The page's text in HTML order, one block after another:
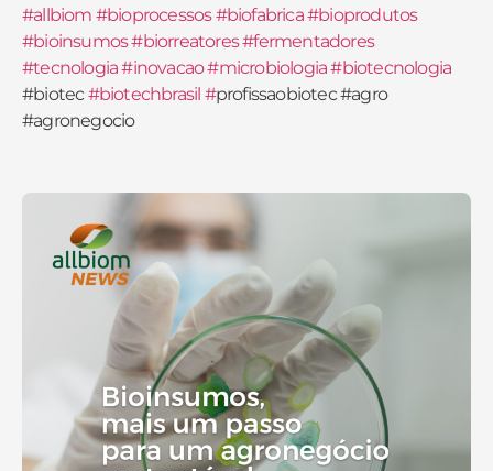
#allbiom #bioprocessos#biofabrica#bioprodutos
#bioinsumos#biorreatores#fermentadores
#tecnologia#inovacao#microbiologia#biotecnologia
#biotec#biotechbrasil #profissaobiotec #agro
#agronegocio